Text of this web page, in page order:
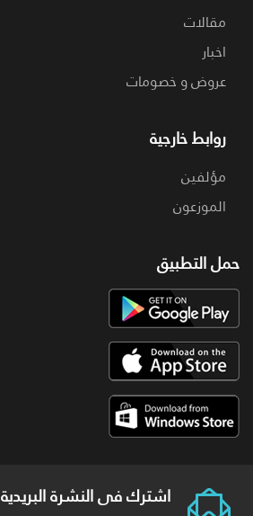
مقالات
اخبار
عروض و خصومات
روابط خارجية
مؤلفين
الموزعون
حمل التطبيق
اشترك فى النشرة البريدية